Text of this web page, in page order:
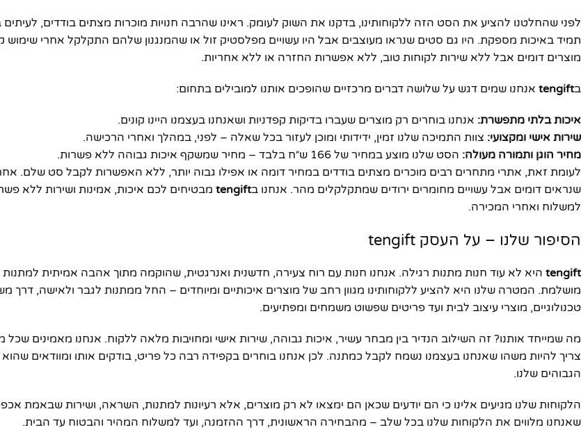
לפני שהחלטנו להציע את הסט הזה ללקוחותינו, בדקנו את השוק לעומק. ראינו שהרבה חנויות מוכרות מצתים בודדים, לעיתים
תמיד באיכות מספקת. היו גם סטים שנראו מעוצבים אבל היו עשויים מפלסטיק זול או שהמנגנון שלהם התקלקל אחרי שימוש
מוצרים דומים אבל ללא שירות לקוחות טוב, ללא אפשרות החזרה או ללא אחריות.
בtengift אנחנו שמים דגש על שלושה דברים מרכזיים שהופכים אותנו למובילים בתחום:
איכות בלתי מתפשרת: אנחנו בוחרים רק מוצרים שעברו בדיקות קפדניות ושאנחנו בעצמנו היינו קונים.
שירות אישי ומקצועי: צוות התמיכה שלנו זמין, ידידותי ומוכן לעזור בכל שאלה – לפני, במהלך ואחרי הרכישה.
מחיר הוגן ותמורה מעולה: הסט שלנו מוצע במחיר של 166 ש״ח בלבד – מחיר שמשקף איכות גבוהה ללא פשרות.
לעומת זאת, אתרי מתחרים רבים מוכרים מצתים בודדים במחיר דומה או אפילו גבוה יותר, ללא האפשרות לקבל סט שלם.
שנראים דומים אבל עשויים מחומרים ירודים שמתקלקלים מהר. אנחנו בtengift מבטיחים לכם איכות, אמינות ושירות ללא
למשלוח ואחרי המכירה.
הסיפור שלנו – על העסק tengift
tengift היא לא עוד חנות מתנות רגילה. אנחנו חנות עם רוח צעירה, חדשנית ואנרגטית, שהוקמה מתוך אהבה אמיתית למתנות
מושלמת. המטרה שלנו היא להציע ללקוחותינו מגוון רחב של מוצרים איכותיים ומיוחדים – החל ממתנות לגבר ולאישה, דרך
טכנולוגיים, מוצרי עיצוב לבית ועד פריטים שפשוט משמחים ומפתיעים.
מה שמייחד אותנו? זה השילוב הנדיר בין מבחר עשיר, איכות גבוהה, שירות אישי ומחויבות מלאה ללקוח. אנחנו מאמינים שכל
צריך להיות משהו שאנחנו בעצמנו נשמח לקבל כמתנה. לכן אנחנו בוחרים בקפידה רבה כל פריט, בודקים אותו ומוודאים
הגבוהים שלנו.
הלקוחות שלנו מגיעים אלינו כי הם יודעים שכאן הם ימצאו לא רק מוצרים, אלא רעיונות למתנות, השראה, ושירות שבאמת
שאנחנו מלווים את הלקוחות שלנו בכל שלב – מהבחירה הראשונית, דרך ההזמנה, ועד למשלוח המהיר והבטוח עד הבית.